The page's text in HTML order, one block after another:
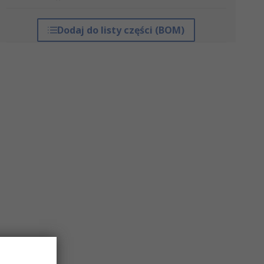
Dodaj do listy części (BOM)